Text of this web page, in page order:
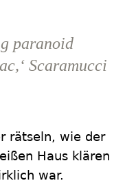
paranoid
Scaramucci
rätseln, wie der
Haus klären
war.